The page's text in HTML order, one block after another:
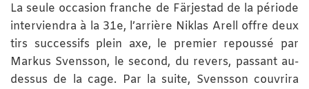
La seule occasion franche de Färjestad de la période
interviendra à la 31e, l’arrière Niklas Arell offre deux
tirs successifs plein axe, le premier repoussé par
Markus Svensson, le second, du revers, passant au-
dessus de la cage. Par la suite, Svensson couvrira